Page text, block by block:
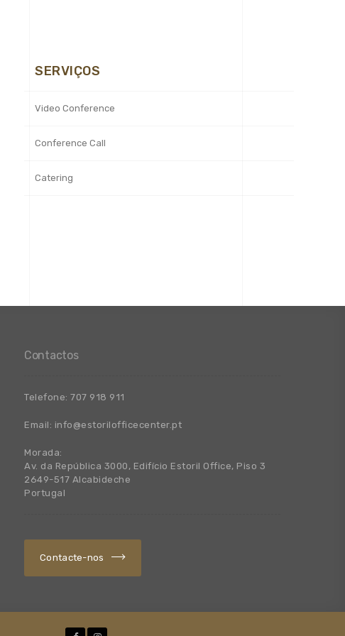
SERVIÇOS
Video Conference
Conference Call
Catering
Contactos
Telefone: 707 918 911
Email: info@estorilofficecenter.pt
Morada:
Av. da República 3000, Edifício Estoril Office, Piso 3
2649-517 Alcabideche
Portugal
Contacte-nos